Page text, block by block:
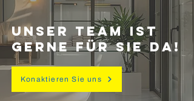
UNSER TEAM IST
GERNE FÜR SIE DA!
Konaktieren Sie uns